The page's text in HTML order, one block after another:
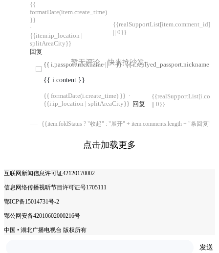
{{
formatDate(item.create_time)
}}
·
{{item.ip_location |
splitAreaCity}}
回复
{{realSupportList[item.comment_id]
|| 0}}
{{ i.passport.nickname || "" }} {{ i.replyed_passport.nickname ||
{{ i.content }}
{{ formatDate(i.create_time) }} ·
{{i.ip_location | splitAreaCity}} 回复
|| 0}}
{{item.foldStatus ? "收起" : "展开" + item.comments.length + "条回复"}}
暂无评论，快来抢沙发~
点击加载更多
发送
互联网新闻信息许可证42120170002
信息网络传播视听节目许可证号1705111
鄂ICP备15014731号-2
鄂公网安备42010602000216号
中国 • 湖北广播电视台 版权所有